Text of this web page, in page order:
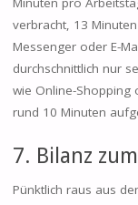
verbracht, 13
Messenger oder E-
durchschnittlich nur
wie Online-Shopping
rund 10 Minuten
7. Bilanz
Pünktlich raus aus